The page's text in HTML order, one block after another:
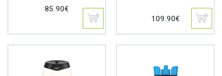
85.90€
109.90€